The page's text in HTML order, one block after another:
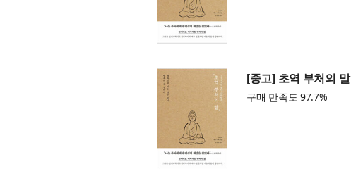
[중고] 초역 부처의 말
구매 만족도 97.7%